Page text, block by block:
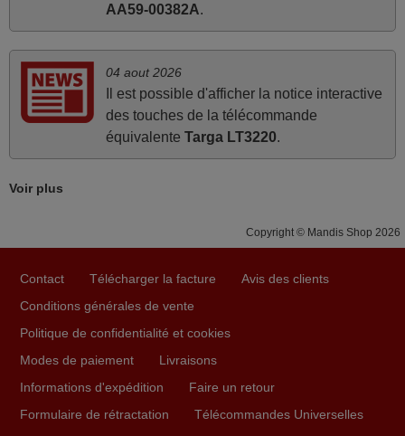
Parfait.. je recommande..!
FRANCE
La telecommande fonctionne tres bien, et service rapide
super.
Frank,
AA59-00382A.
04 aout 2026
Il est possible d'afficher la notice interactive
des touches de la télécommande
équivalente Targa LT3220.
Voir plus
Copyright © Mandis Shop 2026
Contact Télécharger la facture
Avis des clients
Conditions générales de vente
Politique de confidentialité et cookies
Modes de paiement
Livraisons
Informations d'expédition
Faire un retour
Formulaire de rétractation
Télécommandes Universelles